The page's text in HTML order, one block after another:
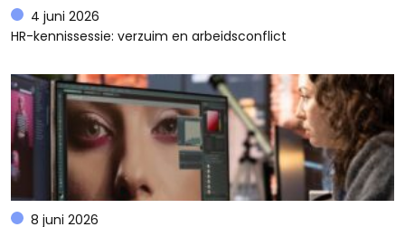
4 juni 2026
HR-kennissessie: verzuim en arbeidsconflict
8 juni 2026